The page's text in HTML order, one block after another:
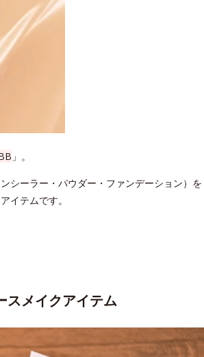
」。
シーラー・パウダー・ファンデーション）を
イテムです。
スメイクアイテム